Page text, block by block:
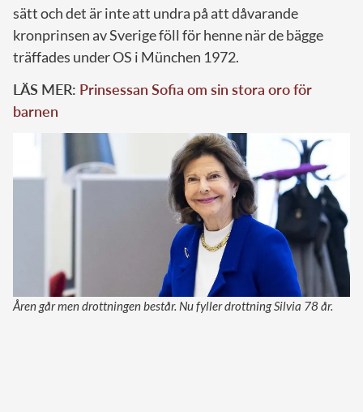
sätt och det är inte att undra på att dåvarande
kronprinsen av Sverige föll för henne när de bägge
träffades under OS i München 1972.
LÄS MER: Prinsessan Sofia om sin stora oro för
barnen
Åren går men drottningen består. Nu fyller drottning Silvia 78 år.